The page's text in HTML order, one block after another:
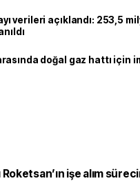
verileri açıklandı: 253,5
doğal gaz hattı için
işe alım